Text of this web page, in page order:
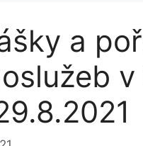
a